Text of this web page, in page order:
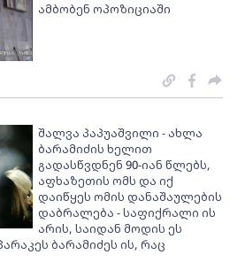
ამბობენ ოპოზიციაში
შალვა პაპუაშვილი - ახლა
ბარამიძის ხელით
გადასწვდნენ 90-იან წლებს,
აფხაზეთის ომს და იქ
დაიწყეს ომის დანაშაულების
დაბრალება - საფიქრალი ის
არის, საიდან მოდის ეს
ბარამიძეს ის, რაც